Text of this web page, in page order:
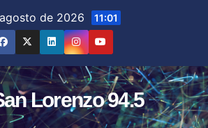
de 2026 11:01
Lorenzo 94.5